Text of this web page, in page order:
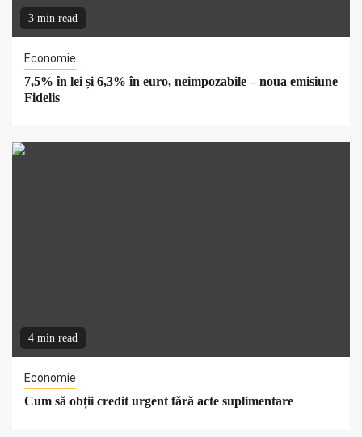
3 min read
Economie
7,5% în lei și 6,3% în euro, neimpozabile – noua emisiune
Fidelis
4 min read
Economie
Cum să obții credit urgent fără acte suplimentare